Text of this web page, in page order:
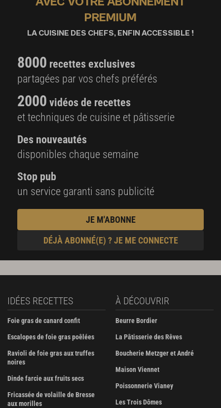
PREMIUM
LA CUISINE DES CHEFS, ENFIN ACCESSIBLE !
8000 recettes exclusives
partagées par vos chefs préférés
2000 vidéos de recettes
et techniques de cuisine et pâtisserie
Des nouveautés
disponibles chaque semaine
Stop pub
un service garanti sans publicité
JE M'ABONNE
DÉJÀ ABONNÉ(E) ? JE ME CONNECTE
IDÉES RECETTES
Foie gras de canard confit
Escalopes de foie gras poêlées
Ravioli de foie gras aux truffes
noires
Dinde farcie aux fruits secs
Fricassée de volaille de Bresse
aux morilles
À DÉCOUVRIR
Beurre Bordier
La Pâtisserie des Rêves
Boucherie Metzger et André
Maison Viennet
Poissonnerie Vianey
Les Trois Dômes